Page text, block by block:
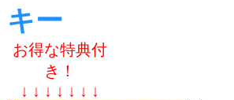
キー
お得な特典付
き！
↓ ↓ ↓ ↓ ↓ ↓ ↓